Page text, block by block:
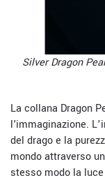
Silver Dragon
La collana Dragon
l'immaginazione.
del drago e la
mondo attraverso
stesso modo la